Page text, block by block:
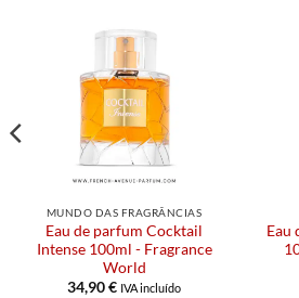
MUNDO DAS FRAGRÂNCIAS
Eau de parfum Cocktail
Intense 100ml - Fragrance
World
34,90€ IVA incluído
Eau